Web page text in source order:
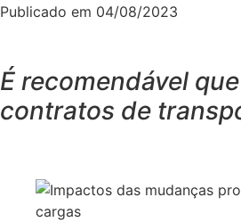
Publicado em 04/08/2023
É recomendável
contratos de